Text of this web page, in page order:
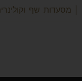
| מסעדות שף